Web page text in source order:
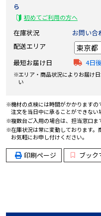
ら
初めてご利用の方へ
在庫状況
お問い合
配送エリア
最短お届け日
4日
エリア・商品状況によりお届け
い
機材の点検には時間がかかります
注文を当日中に承ることができない
複数台ご入用の場合は、担当窓口ま
在庫状況は常に変動しております
お気軽にお申し付けください。
印刷ページ ブック